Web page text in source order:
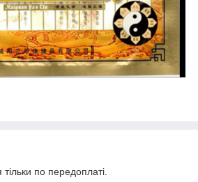
по передоплаті.